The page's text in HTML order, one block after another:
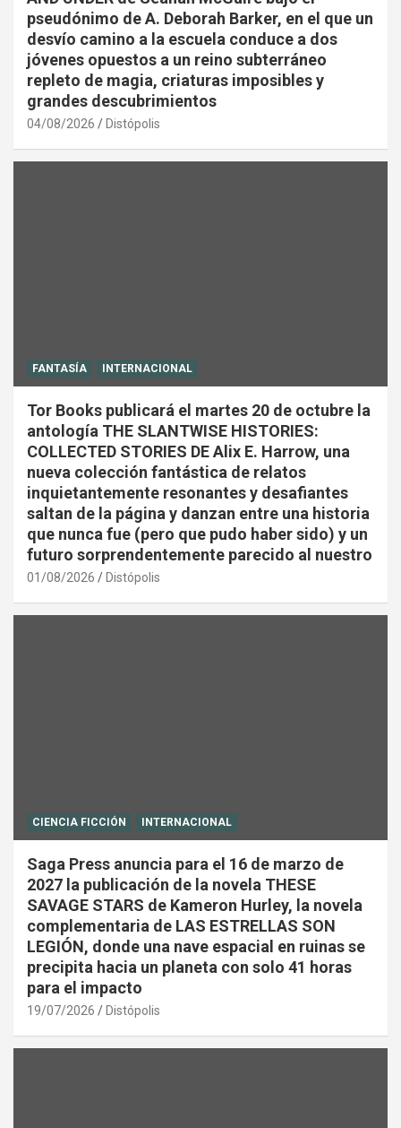
pseudónimo de A. Deborah Barker, en el que un
desvío camino a la escuela conduce a dos
jóvenes opuestos a un reino subterráneo
repleto de magia, criaturas imposibles y
grandes descubrimientos
04/08/2026 Distópolis
FANTASÍA INTERNACIONAL
Tor Books publicará el martes 20 de octubre la
antología THE SLANTWISE HISTORIES:
COLLECTED STORIES DE Alix E. Harrow, una
nueva colección fantástica de relatos
inquietantemente resonantes y desafiantes
saltan de la página y danzan entre una historia
que nunca fue (pero que pudo haber sido) y un
futuro sorprendentemente parecido al nuestro
01/08/2026 Distópolis
CIENCIA FICCIÓN INTERNACIONAL
Saga Press anuncia para el 16 de marzo de
2027 la publicación de la novela THESE
SAVAGE STARS de Kameron Hurley, la novela
complementaria de LAS ESTRELLAS SON
LEGIÓN, donde una nave espacial en ruinas se
precipita hacia un planeta con solo 41 horas
para el impacto
19/07/2026 Distópolis